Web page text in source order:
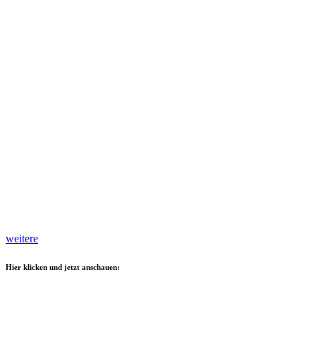
weitere
Hier klicken und jetzt anschauen: